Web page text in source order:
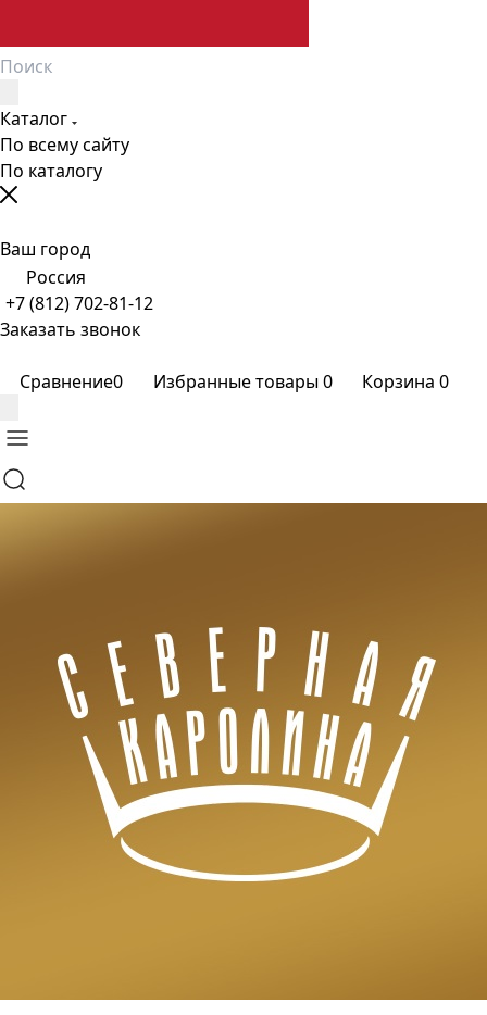
Каталог
По всему сайту
По каталогу
Ваш город
Россия
+7 (812) 702-81-12
Заказать звонок
Сравнение0 Избранные товары0 Корзина 0